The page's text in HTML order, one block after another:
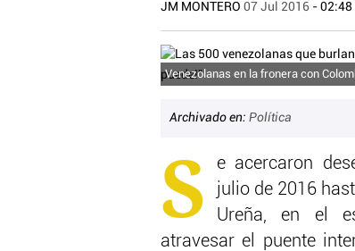
JM MONTERO 07 Jul 2016 - 02:48
Venezolanas en la fronera con
Archivado en: Política
S
e acercaron
julio de 2016
Ureña, en el
atravesar el puente